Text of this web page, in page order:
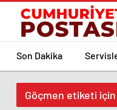
Son Dakika
Göçmen etiketi